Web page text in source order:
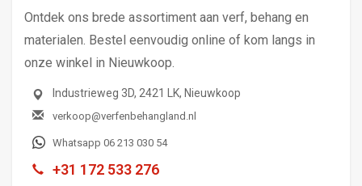
Ontdek ons brede assortiment aan verf, behang en
materialen. Bestel eenvoudig online of kom langs in
onze winkel in Nieuwkoop.
Industrieweg 3D, 2421 LK, Nieuwkoop
verkoop@verfenbehangland.nl
Whatsapp 06 213 030 54
+31 172 533 276